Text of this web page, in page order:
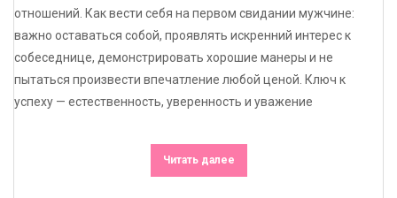
отношений. Как вести себя на первом свидании мужчине:
важно оставаться собой, проявлять искренний интерес к
собеседнице, демонстрировать хорошие манеры и не
пытаться произвести впечатление любой ценой. Ключ к
успеху — естественность, уверенность и уважение
Читать далее